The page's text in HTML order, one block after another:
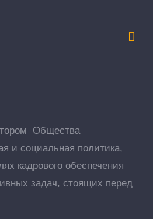
Общества
и социальная политика,
кадрового обеспечения
задач, стоящих перед